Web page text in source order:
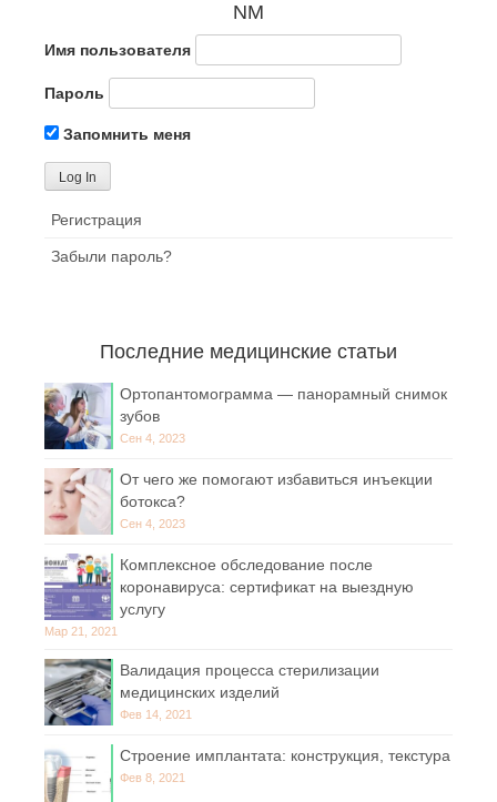
NM
Имя пользователя
Пароль
Запомнить меня
Регистрация
Забыли пароль?
Последние медицинские статьи
Ортопантомограмма — панорамный снимок
зубов
Сен 4, 2023
От чего же помогают избавиться инъекции
ботокса?
Сен 4, 2023
Комплексное обследование после
коронавируса: сертификат на выездную
услугу
Мар 21, 2021
Валидация процесса стерилизации
медицинских изделий
Фев 14, 2021
Строение имплантата: конструкция, текстура
Фев 8, 2021